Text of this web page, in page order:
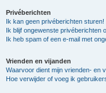
Privéberichten
Ik kan geen privéberichten sturen!
Ik blijf ongewenste privéberichten
Ik heb spam of een e-mail met
Vrienden en vijanden
Waarvoor dient mijn vrienden- en
Hoe verwijder of voeg ik